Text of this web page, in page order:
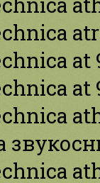
at
at